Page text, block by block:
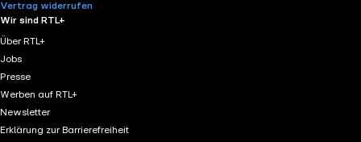
Vertrag widerrufen
Wir sind RTL+
Über RTL+
Jobs
Presse
Werben auf RTL+
Newsletter
Erklärung zur Barrierefreiheit